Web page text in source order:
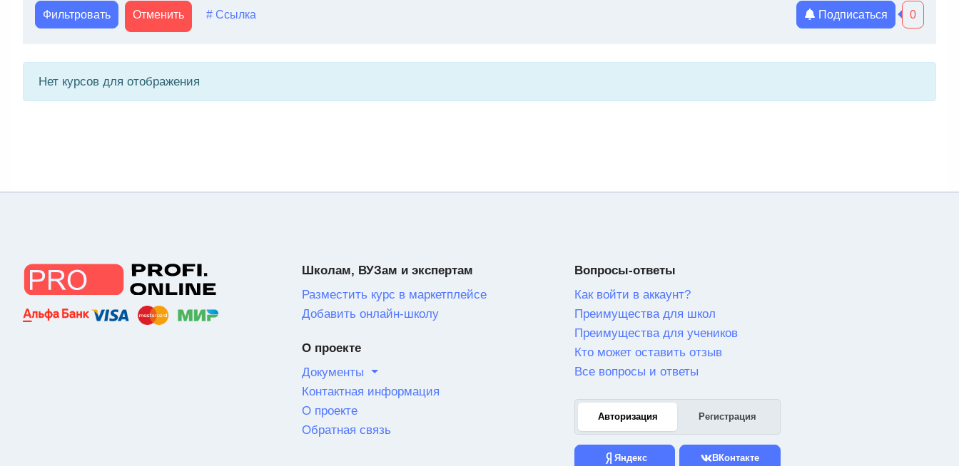
Фильтровать Отменить # Ссылка Подписаться 0
Нет курсов для отображения
Школам, ВУЗам и экспертам
Разместить курс в маркетплейсе
Добавить онлайн-школу
О проекте
Документы
Контактная информация
О проекте
Обратная связь
Вопросы-ответы
Как войти в аккаунт?
Преимущества для школ
Преимущества для учеников
Кто может оставить отзыв
Все вопросы и ответы
Авторизация Регистрация
Яндекс ВКонтакте